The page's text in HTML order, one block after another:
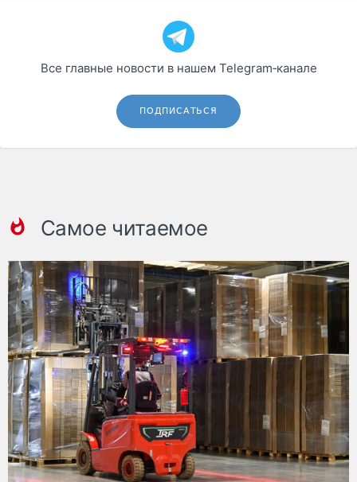
Все главные новости в нашем Telegram‑канале
ПОДПИСАТЬСЯ
Самое читаемое